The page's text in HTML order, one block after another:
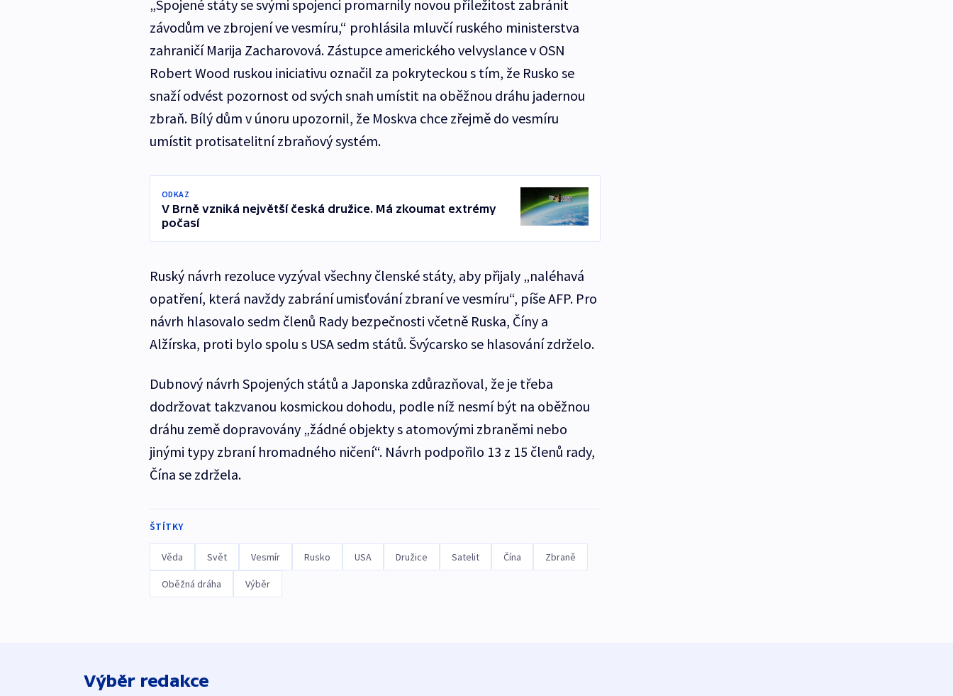
„Spojené státy se svými spojenci promarnily novou příležitost zabránit
závodům ve zbrojení ve vesmíru,“ prohlásila mluvčí ruského ministerstva
zahraničí Marija Zacharovová. Zástupce amerického velvyslance v OSN
Robert Wood ruskou iniciativu označil za pokryteckou s tím, že Rusko se
snaží odvést pozornost od svých snah umístit na oběžnou dráhu jadernou
zbraň. Bílý dům v únoru upozornil, že Moskva chce zřejmě do vesmíru
umístit protisatelitní zbraňový systém.
ODKAZ
V Brně vzniká největší česká družice. Má zkoumat extrémy
počasí
Ruský návrh rezoluce vyzýval všechny členské státy, aby přijaly „naléhavá
opatření, která navždy zabrání umisťování zbraní ve vesmíru“, píše AFP. Pro
návrh hlasovalo sedm členů Rady bezpečnosti včetně Ruska, Číny a
Alžírska, proti bylo spolu s USA sedm států. Švýcarsko se hlasování zdrželo.
Dubnový návrh Spojených států a Japonska zdůrazňoval, že je třeba
dodržovat takzvanou kosmickou dohodu, podle níž nesmí být na oběžnou
dráhu země dopravovány „žádné objekty s atomovými zbraněmi nebo
jinými typy zbraní hromadného ničení“. Návrh podpořilo 13 z 15 členů rady,
Čína se zdržela.
ŠTÍTKY
Věda Svět Vesmír Rusko USA Družice Satelit Čína Zbraně
Oběžná dráha Výběr
Výběr redakce